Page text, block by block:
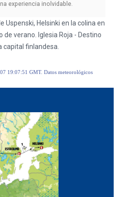
experiencia inolvidable.
19:07:51 GMT. Datos meteorológicos